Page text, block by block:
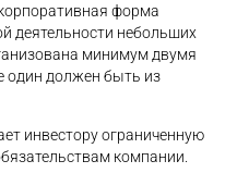
форма
деятельности небольших
минимум двумя
один должен быть из
инвестору ограниченную
компании.